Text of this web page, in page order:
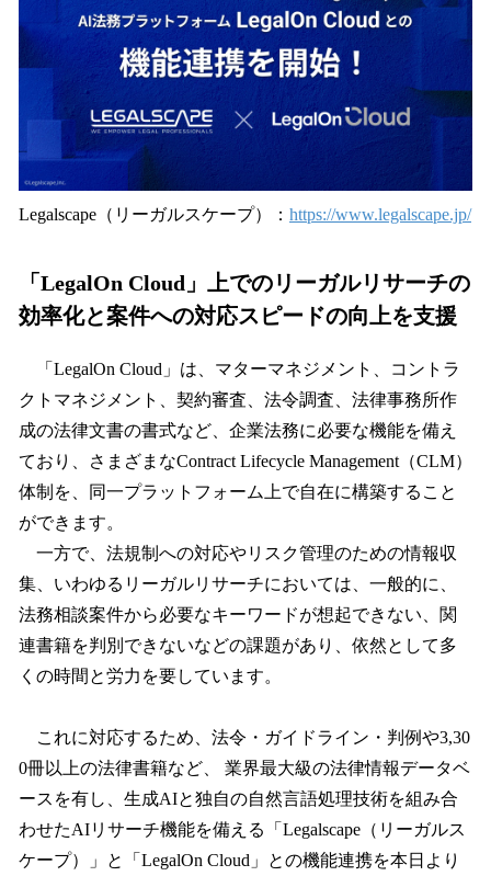
Legalscape（リーガルスケープ）： https://www.legalscape.jp/
「LegalOn Cloud」上でのリーガルリサーチの
効率化と案件への対応スピードの向上を支援
「LegalOn Cloud」は、マターマネジメント、コントラ
クトマネジメント、契約審査、法令調査、法律事務所作
成の法律文書の書式など、企業法務に必要な機能を備え
ており、さまざまなContract Lifecycle Management（CLM）
体制を、同一プラットフォーム上で自在に構築すること
ができます。
一方で、法規制への対応やリスク管理のための情報収
集、いわゆるリーガルリサーチにおいては、一般的に、
法務相談案件から必要なキーワードが想起できない、関
連書籍を判別できないなどの課題があり、依然として多
くの時間と労力を要しています。
これに対応するため、法令・ガイドライン・判例や3,30
0冊以上の法律書籍など、 業界最大級の法律情報データベ
ースを有し、生成AIと独自の自然言語処理技術を組み合
わせたAIリサーチ機能を備える「Legalscape（リーガルス
ケープ）」と「LegalOn Cloud」との機能連携を本日より